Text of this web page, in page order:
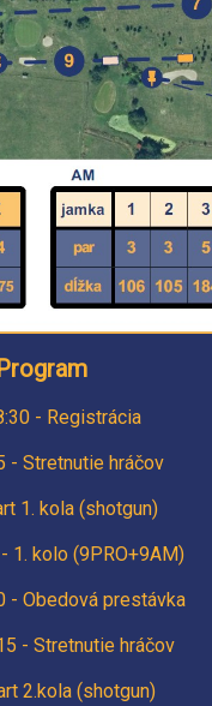
Program
- Registrácia
- Stretnutie hráčov
1. kola (shotgun)
1. kolo (9PRO+9AM)
- Obedová prestávka
- Stretnutie hráčov
2.kola (shotgun)